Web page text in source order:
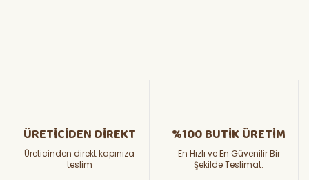
ÜRETİCİDEN DİREKT
Üreticinden direkt kapınıza
teslim
%100 BUTİK ÜRETİM
En Hızlı ve En Güvenilir Bir
Şekilde Teslimat.